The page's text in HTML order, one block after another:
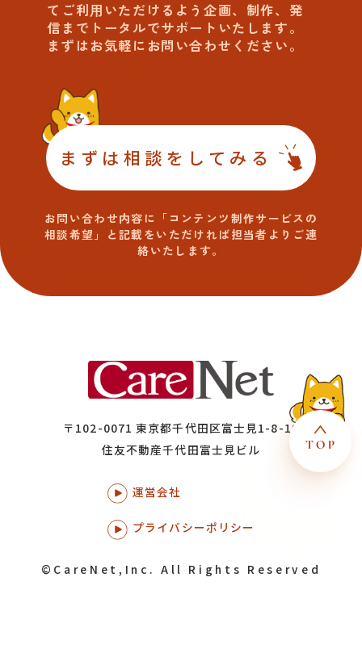
てご利⽤いただけるよう企画、制作、発
信までトータルでサポートいたします。
まずはお気軽にお問い合わせください。
まずは相談をしてみる
お問い合わせ内容に「コンテンツ制作サービスの
相談希望」
と記載をいただければ担当者よりご連
絡いたします。
〒102-0071 東京都千代田区富士見1-8-19
住友不動産千代田富士見ビル
運営会社
プライバシーポリシー
©CareNet,Inc. All Rights Reserved